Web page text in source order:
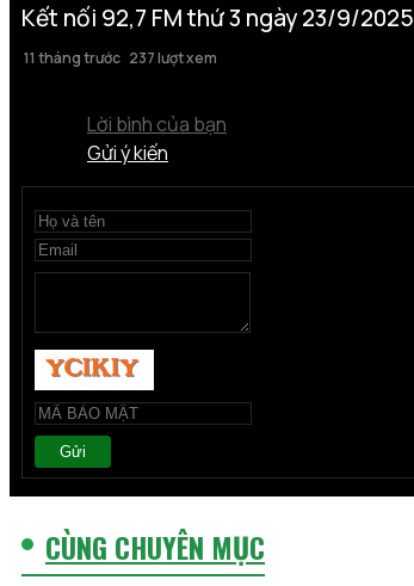
Kết nối 92,7 FM thứ 3 ngày 23/9/2025
11 tháng trước 237 lượt xem
Lời bình của bạn
Gửi ý kiến
Gửi
CÙNG CHUYÊN MỤC